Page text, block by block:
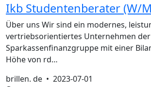
Ikb Studentenberater (W/
Über uns Wir sind ein modernes,
vertriebsorientiertes Unternehmen der
Sparkassenfinanzgruppe mit einer
Höhe von rd…
brillen. de • 2023-07-01